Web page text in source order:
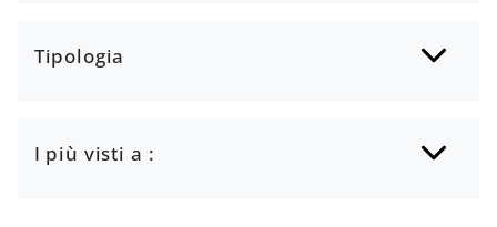
Tipologia
I più visti a :